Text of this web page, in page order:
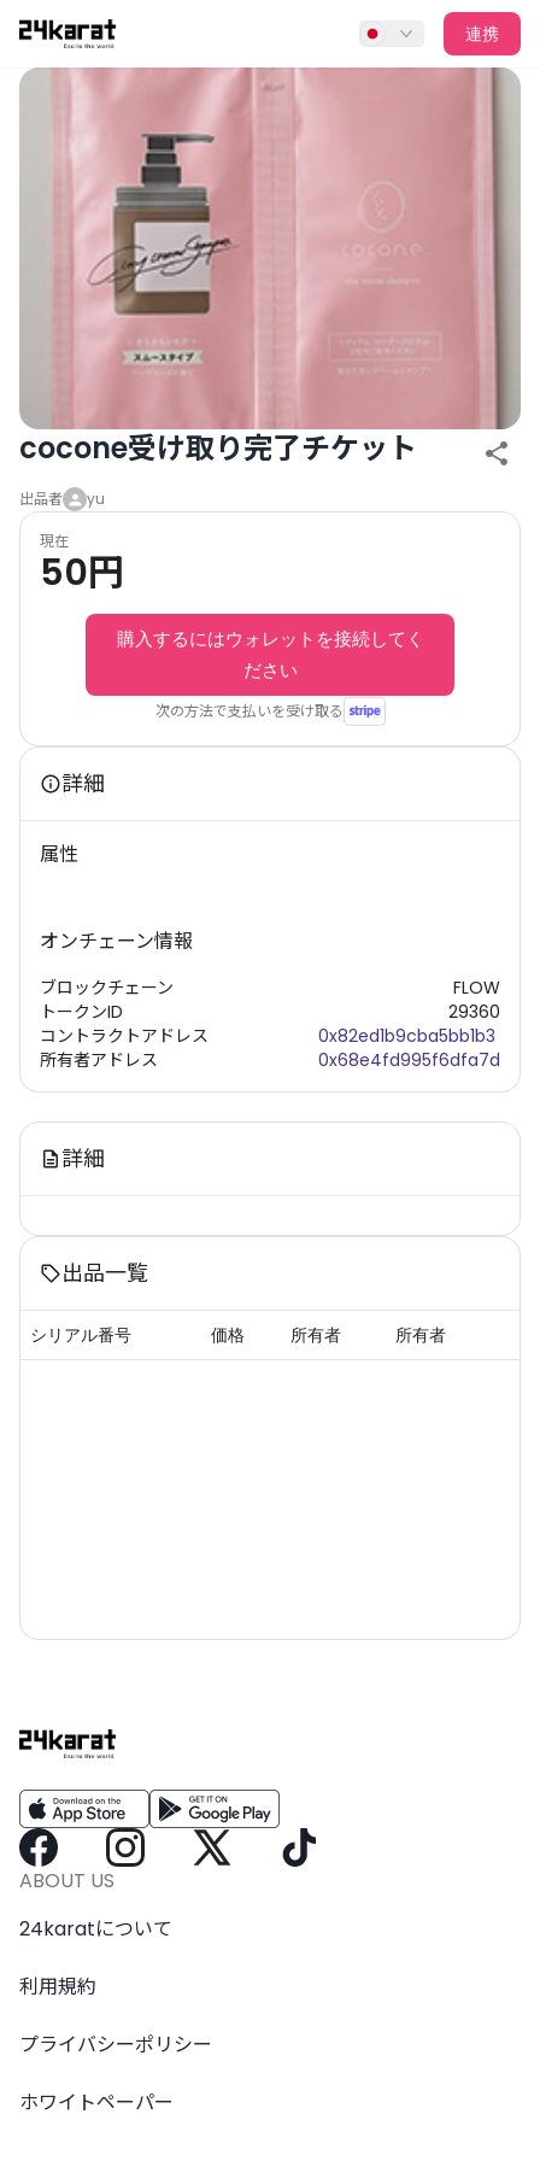
cocone受け取り完了チケット
連携
cocone受け取り完了チケット
出品者 yu
現在
50円
購入するにはウォレットを接続してく
ださい
次の方法で支払いを受け取る
詳細
属性
オンチェーン情報
ブロックチェーン
トークンID
コントラクトアドレス
所有者アドレス
FLOW
29360
0x82ed1b9cba5bb1b3
0x68e4fd995f6dfa7d
詳細
出品一覧
シリアル番号 価格 所有者 所有者
ABOUT US
24karatについて
利用規約
プライバシーポリシー
ホワイトペーパー